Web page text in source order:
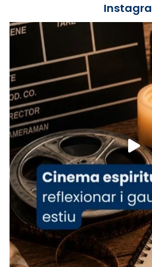
Recupera l'entrevista
tican News 👇
www.vaticannews.va/es/
07/carmina-historia-
espana-testimoni...
Foto
View on Facebook · Share
Arquebisbat de
1 week ago
«Avui les santes Juliana i
ajuden a alçar la mirada»
Mons. Sergi Gordo,
presidit aquest 27 de